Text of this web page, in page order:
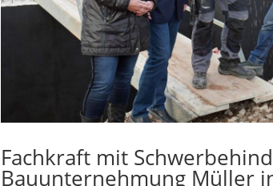
Fachkraft mit
Bauunternehmung Müller